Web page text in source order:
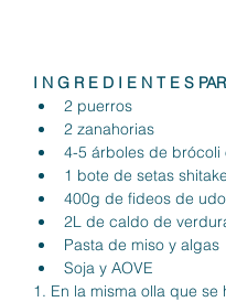
I N G R E D I E N T E S
2 puerros
2 zanahorias
4-5 árboles de brócoli
1 bote de setas shitake
400g de fideos de
2L de caldo de
Pasta de miso y algas
Soja y AOVE
1. En la misma olla que